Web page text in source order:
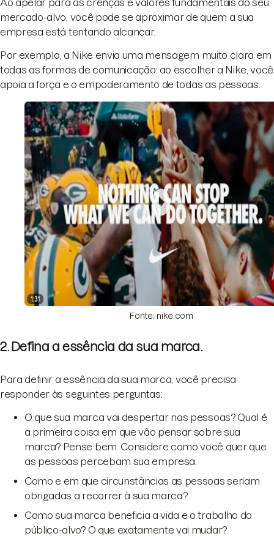
mercado-alvo, você pode se aproximar de quem a sua
empresa está tentando alcançar.
Por exemplo, a Nike envia uma mensagem muito clara em
todas as formas de comunicação: ao escolher a Nike, você
apoia a força e o empoderamento de todas as pessoas.
Fonte: nike.com
2. Defina a essência da sua marca.
Para definir a essência da sua marca, você precisa
responder às seguintes perguntas:
O que sua marca vai despertar nas pessoas? Qual é
a primeira coisa em que vão pensar sobre sua
marca? Pense bem. Considere como você quer que
as pessoas percebam sua empresa.
Como e em que circunstâncias as pessoas seriam
obrigadas a recorrer à sua marca?
Como sua marca beneficia a vida e o trabalho do
público-alvo? O que exatamente vai mudar?